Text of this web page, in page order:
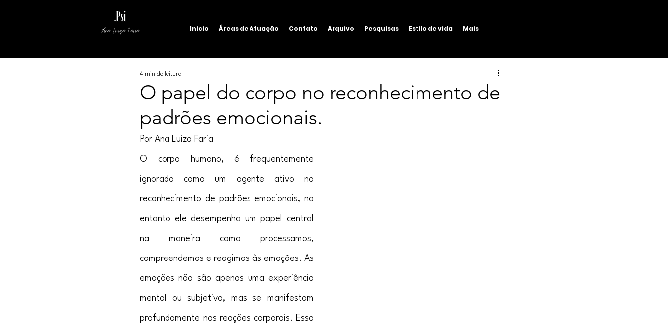
Ana Luiza Faria Início Áreas de Atuação Contato Arquivo Pesquisas Estilo de vida Mais
O papel do corpo no reconhecimento de
padrões emocionais.
4 min de leitura
Por Ana Luiza Faria
O corpo humano, é frequentemente
ignorado como um agente ativo no
reconhecimento de padrões emocionais, no
entanto ele desempenha um papel central
na maneira como processamos,
compreendemos e reagimos às emoções. As
emoções não são apenas uma experiência
mental ou subjetiva, mas se manifestam
profundamente nas reações corporais. Essa